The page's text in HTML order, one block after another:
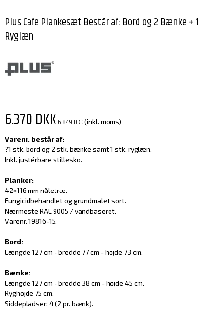
Plus Cafe Plankesæt Består af: Bord og 2 Bænke + 1
Ryglæn
6.370 DKK6.849 DKK(inkl. moms)
Varenr. består af:
?1 stk. bord og 2 stk. bænke samt 1 stk. ryglæn.
Inkl. justérbare stillesko.
Planker:
42×116 mm nåletræ.
Fungicidbehandlet og grundmalet sort.
Nærmeste RAL 9005 / vandbaseret.
Varenr. 19816-15.
Bord:
Længde 127 cm - bredde 77 cm - højde 73 cm.
Bænke:
Længde 127 cm - bredde 38 cm - højde 45 cm.
Ryghøjde 75 cm.
Siddepladser: 4 (2 pr. bænk).